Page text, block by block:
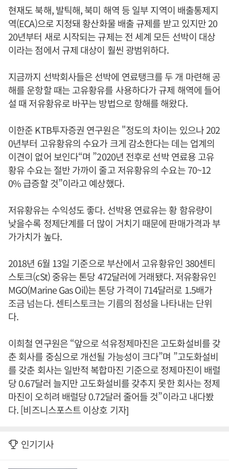
현재도 북해, 발틱해, 북미 해역 등 일부 지역이 배출통제지
역(ECA)으로 지정돼 황산화물 배출 규제를 받고 있지만 20
20년부터 새로 시작되는 규제는 전 세계 모든 선박이 대상
이라는 점에서 규제 대상이 훨씬 광범위하다.
지금까지 선박회사들은 선박에 연료탱크를 두 개 마련해 공
해를 운항할 때는 고유황유를 사용하다가 규제 해역에 들어
설 때 저유황유로 바꾸는 방법으로 항해를 해왔다.
이한준 KTB투자증권 연구원은 "정도의 차이는 있으나 202
0년부터 고유황유의 수요가 크게 감소한다는 데는 업계의
이견이 없어 보인다“며 ”2020년 전후로 선박 연료용 고유
황유 수요는 절반 가까이 줄고 저유황유의 수요는 70~12
0% 급증할 것”이라고 예상했다.
저유황유는 수익성도 좋다. 선박용 연료유는 황 함유량이
낮을수록 정제단계를 더 많이 거치기 때문에 판매가격과 부
가가치가 높다.
2018년 6월 13일 기준으로 부산에서 고유황유인 380센티
스토크(cSt) 중유는 톤당 472달러에 거래됐다. 저유황유인
MGO(Marine Gas Oil)는 톤당 가격이 714달러로 1.5배가
조금 넘는다. 센티스토크는 기름의 점성을 나타내는 단위
다.
이희철 연구원은 “앞으로 석유정제마진은 고도화설비를 갖
춘 회사를 중심으로 개선될 가능성이 크다”며 ”고도화설비
를 갖춘 회사는 일반적 복합마진 기준으로 정제마진이 배럴
당 0.67달러 늘지만 고도화설비를 갖추지 못한 회사는 정제
마진이 오히려 배럴당 0.72달러 줄어들 것”이라고 내다봤
다. [비즈니스포스트 이상호 기자]
인기기사